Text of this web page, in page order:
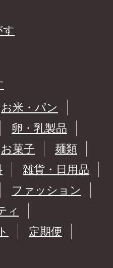
す
お米・パン
卵・乳製品
お菓子
麺類
雑貨・日用品
ファッション
ィ
定期便